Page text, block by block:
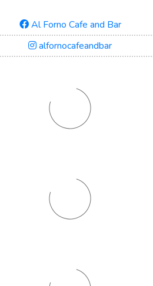
Al Forno Cafe and Bar
alfornocafeandbar